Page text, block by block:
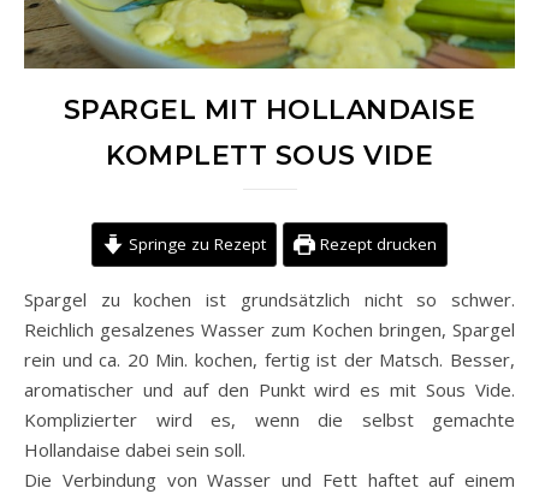
SPARGEL MIT HOLLANDAISE
KOMPLETT SOUS VIDE
Springe zu Rezept Rezept drucken
Spargel zu kochen ist grundsätzlich nicht so schwer.
Reichlich gesalzenes Wasser zum Kochen bringen, Spargel
rein und ca. 20 Min. kochen, fertig ist der Matsch. Besser,
aromatischer und auf den Punkt wird es mit Sous Vide.
Komplizierter wird es, wenn die selbst gemachte
Hollandaise dabei sein soll.
Die Verbindung von Wasser und Fett haftet auf einem